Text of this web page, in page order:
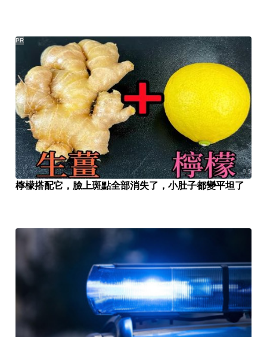
檸檬搭配它，臉上斑點全部消失了，小肚子都變平坦了
PR